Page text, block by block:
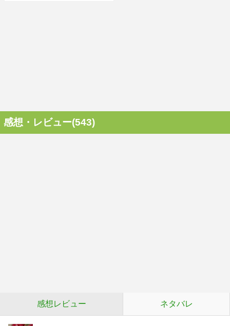
感想・レビュー(543)
感想レビュー ネタバレ